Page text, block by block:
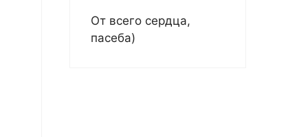
От всего сердца,
пасеба)